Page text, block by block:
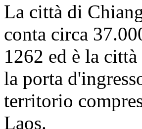
La città di
conta circa
1262 ed è la
la porta
territorio
Laos.